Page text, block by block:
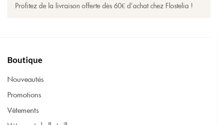
Profitez de la livraison offerte dès 60€ d’achat chez Flostelia !
Boutique
Nouveautés
Promotions
Vêtements